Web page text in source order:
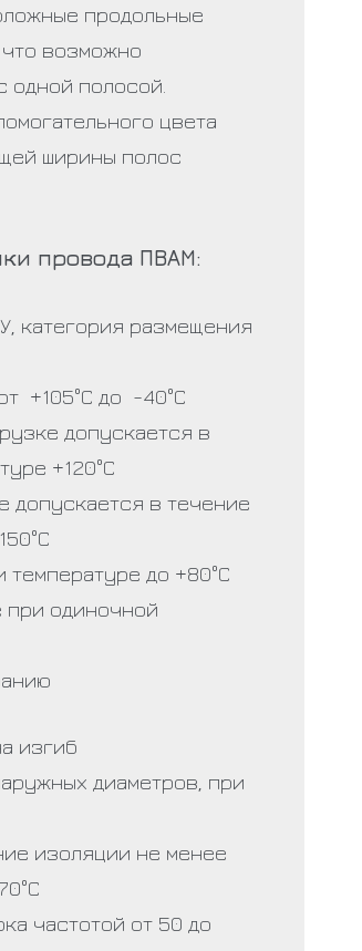
продольные
что возможно
одной полосой.
цвета
ширины полос
провода ПВАМ:
категория размещения
+105°С до -40°С
допускается в
+120°С
допускается в течение
до +80°С
одиночной
изгиб
диаметров, при
изоляции не менее
частотой от 50 до